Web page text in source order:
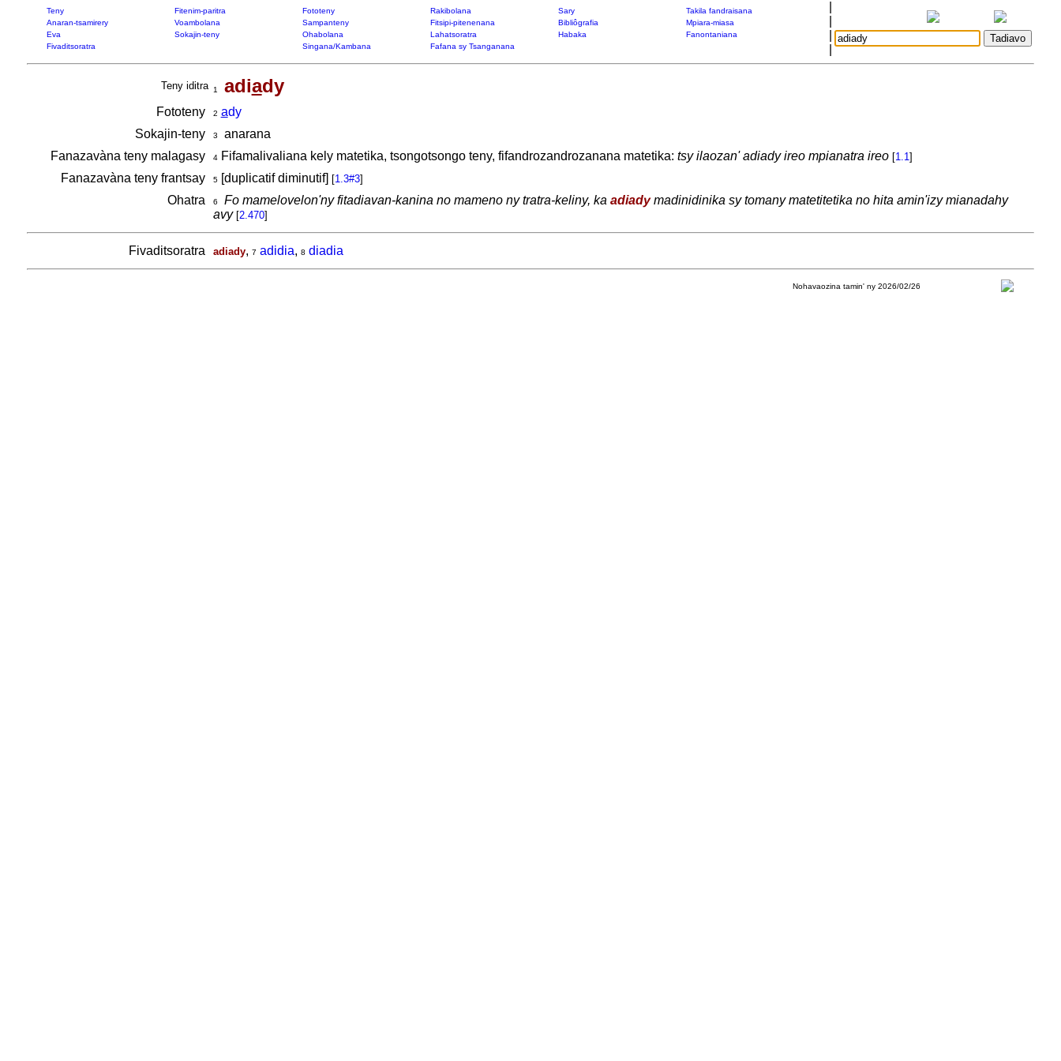
Teny Fitenim-paritra Fototeny Rakibolana Sary
Takila fandraisana
Anaran-tsamirery
Voambolana Sampanteny Fitsipi-pitenenana Bibliôgrafia
Mpiara-miasa
Eva
Sokajin-teny Ohabolana Lahatsoratra Habaka
Fanontaniana
Fivaditsoratra
Singana/Kambana Fafana sy Tsanganana
Teny iditra 1 adiady
Fototeny 2 ady
Sokajin-teny
3
anarana
Fanazavàna teny malagasy
4Fifamalivaliana kely matetika, tsongotsongo teny, fifandrozandrozanana matetika: tsy ilaozan' adiady ireo mpianatra ireo [1.1]
Fanazavàna teny frantsay 5[duplicatif diminutif] [1.3#3]
Ohatra 6 Fo mamelovelon'ny fitadiavan-kanina no mameno ny tratra-keliny, ka adiadymadinidinika sy tomany matetitetika no hita amin'izy mianadahy
avy [2.470]
Fivaditsoratra adiady, 7 adidia, 8 diadia
Nohavaozina tamin' ny 2026/02/26